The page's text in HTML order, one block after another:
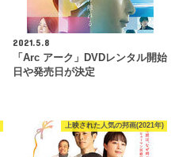
2021.5.8
「Arc アーク」DVDレンタル開始
日や発売日が決定
上映された人気の邦画(2021年)